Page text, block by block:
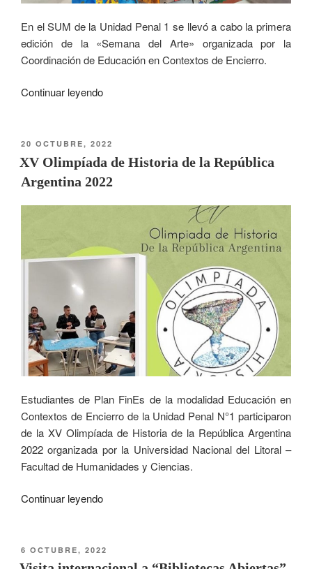
En el SUM de la Unidad Penal 1 se llevó a cabo la primera
edición de la «Semana del Arte» organizada por la
Coordinación de Educación en Contextos de Encierro.
Continuar leyendo
20 OCTUBRE, 2022
XV Olimpíada de Historia de la República
Argentina 2022
Estudiantes de Plan FinEs de la modalidad Educación en
Contextos de Encierro de la Unidad Penal N°1 participaron
de la XV Olimpíada de Historia de la República Argentina
2022 organizada por la Universidad Nacional del Litoral –
Facultad de Humanidades y Ciencias.
Continuar leyendo
6 OCTUBRE, 2022